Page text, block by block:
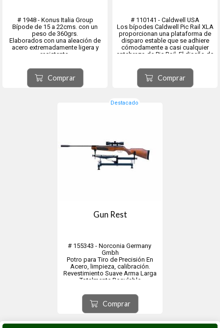
# 1948 - Konus Italia Group
Bípode de 15 a 22cms. con un
peso de 360grs.
Elaborados con una aleación de
acero extremadamente ligera y
resistente,
Weaver que aceptan la mayor parte
de los fusiles
Comprar
# 110141 - Caldwell USA
Los bípodes Caldwell Pic Rail XLA
proporcionan una plataforma de
disparo estable que se adhiere
cómodamente a casi cualquier
antebrazo de Pic Rail. El diseño de
de plegar y dejar en su arma para
facilitar el transporte. El
despliegue rápid...
Comprar
Destacado
Gun Rest
# 155343 - Norconia Germany
Gmbh
Potro para Tiro de Precisión En
Acero, limpieza, calibración.
Revestimiento Suave Arma Larga
Totalmente Regulable
Comprar